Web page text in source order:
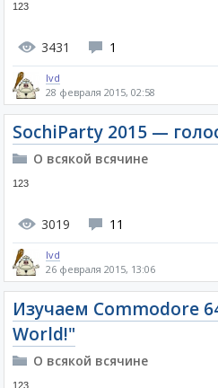
123
3431 1
lvd
28 февраля 2015, 02:58
SochiParty 2015 —
О всякой всячине
123
3019 11
lvd
26 февраля 2015, 13:06
Изучаем Commodore
World!"
О всякой всячине
123